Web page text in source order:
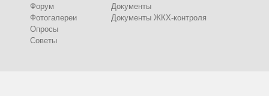
Форум
Фотогалереи
Опросы
Советы
Документы
Документы ЖКХ-контроля